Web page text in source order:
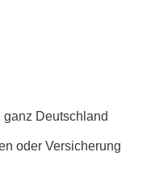
Deutschland
oder Versicherung